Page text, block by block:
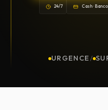
24/7 Cash ·
URGENCE /